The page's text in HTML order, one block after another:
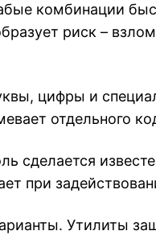
комбинации
риск –
цифры и
отдельного
сделается
при
Утилиты